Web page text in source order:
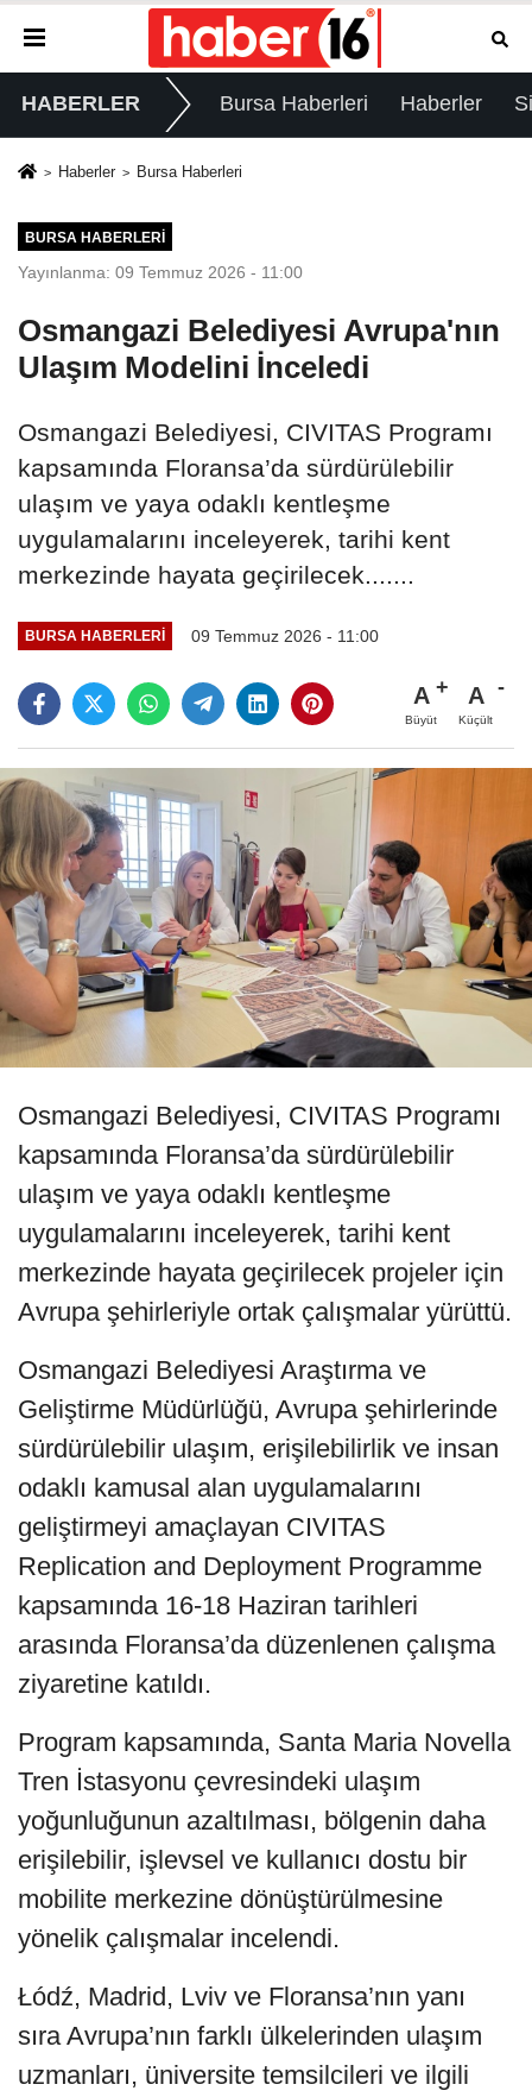
HABERLER Bursa Haberleri Haberler
Haberler Bursa Haberleri
BURSA HABERLERI
Yayınlanma: 09 Temmuz 2026 - 11:00
Osmangazi Belediyesi Avrupa'nın
Ulaşım Modelini İnceledi
Osmangazi Belediyesi, CIVITAS Programı
kapsamında Floransa’da sürdürülebilir
ulaşım ve yaya odaklı kentleşme
uygulamalarını inceleyerek, tarihi kent
merkezinde hayata geçirilecek.......
BURSA HABERLERI 09 Temmuz 2026 - 11:00
A
Büyüt
A
Küçült
Osmangazi Belediyesi, CIVITAS Programı
kapsamında Floransa’da sürdürülebilir
ulaşım ve yaya odaklı kentleşme
uygulamalarını inceleyerek, tarihi kent
merkezinde hayata geçirilecek projeler için
Avrupa şehirleriyle ortak çalışmalar yürüttü.
Osmangazi Belediyesi Araştırma ve
Geliştirme Müdürlüğü, Avrupa şehirlerinde
sürdürülebilir ulaşım, erişilebilirlik ve insan
odaklı kamusal alan uygulamalarını
geliştirmeyi amaçlayan CIVITAS
Replication and Deployment Programme
kapsamında 16-18 Haziran tarihleri
arasında Floransa’da düzenlenen çalışma
ziyaretine katıldı.
Program kapsamında, Santa Maria Novella
Tren İstasyonu çevresindeki ulaşım
yoğunluğunun azaltılması, bölgenin daha
erişilebilir, işlevsel ve kullanıcı dostu bir
mobilite merkezine dönüştürülmesine
yönelik çalışmalar incelendi.
Łódź, Madrid, Lviv ve Floransa’nın yanı
sıra Avrupa’nın farklı ülkelerinden ulaşım
uzmanları, üniversite temsilcileri ve ilgili